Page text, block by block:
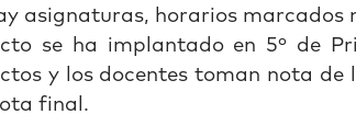
asignaturas, horarios marcados
se ha implantado en 5º de
y los docentes toman nota
final.